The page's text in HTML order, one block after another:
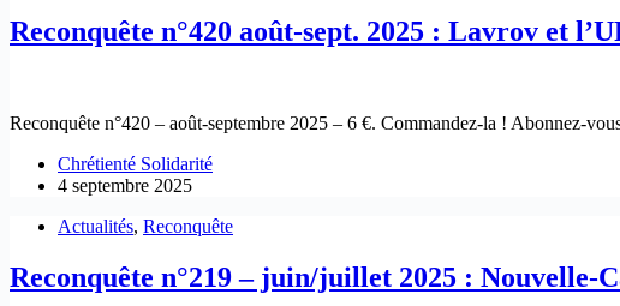
Reconquête n°420 août-sept. 2025 : Lavrov et
Reconquête n°420 – août-septembre 2025 – 6 €. Commandez-la ! Abonnez-
Chrétienté Solidarité
4 septembre 2025
Actualités, Reconquête
Reconquête n°219 – juin/juillet 2025 : Nouvelle-